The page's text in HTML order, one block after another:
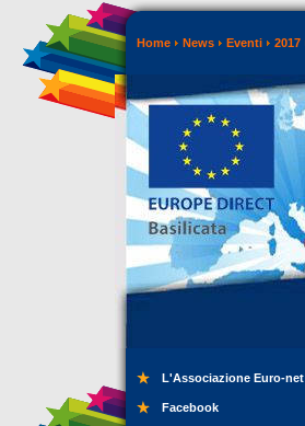
Home News Eventi 2017
L'Associazione Euro-net
Facebook